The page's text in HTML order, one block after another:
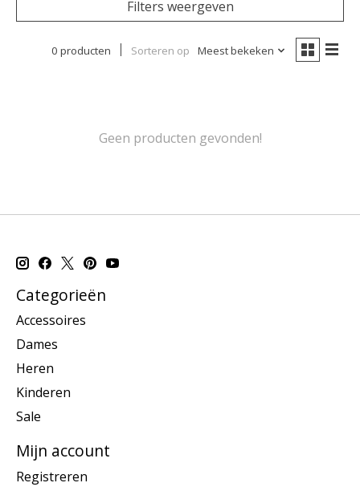
Filters weergeven
0 producten Sorteren op Meest bekeken
Geen producten gevonden!
Categorieën
Accessoires
Dames
Heren
Kinderen
Sale
Mijn account
Registreren